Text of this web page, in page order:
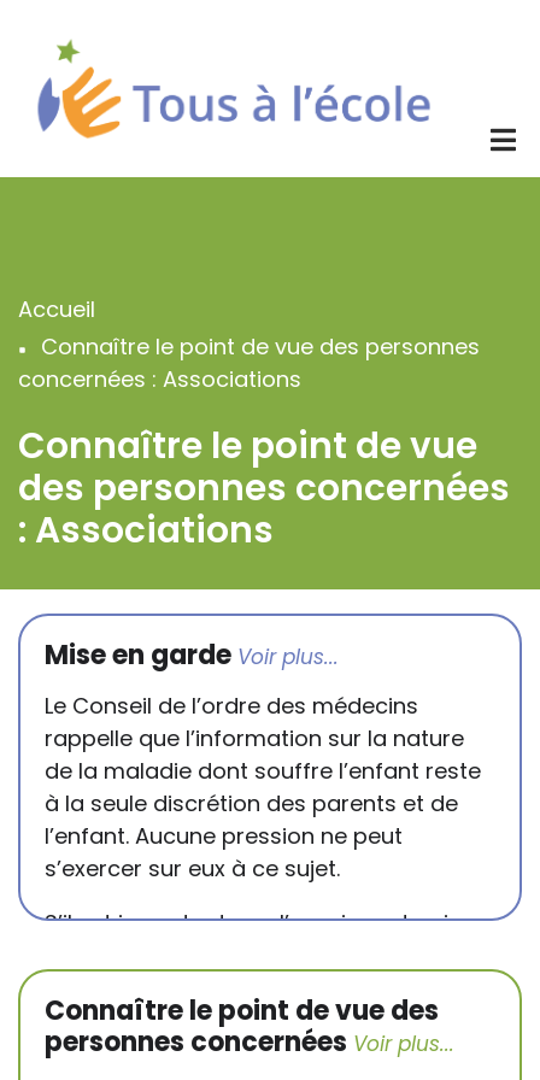
contenu
principal
Fil
d'Ariane
Accueil
Connaître le point de vue des personnes
concernées : Associations
Connaître le point de vue
des personnes concernées
: Associations
Mise en garde
Le Conseil de l’ordre des médecins
rappelle que l’information sur la nature
de la maladie dont souffre l’enfant reste
à la seule discrétion des parents et de
l’enfant. Aucune pression ne peut
s’exercer sur eux à ce sujet.
S’il est important que l’enseignant puisse
handicap sur les apprentissages, cela ne
passe pas forcément pas l’exposé du
Connaître le point de vue des
personnes concernées